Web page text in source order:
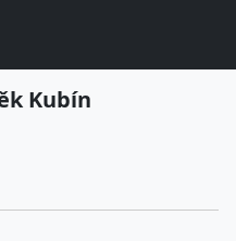
Kubín